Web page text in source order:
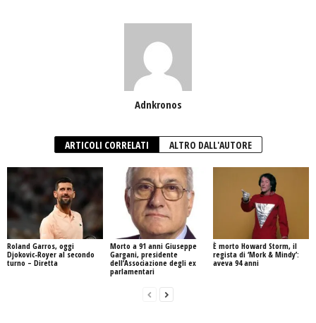
Adnkronos
ARTICOLI CORRELATI ALTRO DALL'AUTORE
Roland Garros, oggi
Djokovic-Royer al secondo
turno – Diretta
Morto a 91 anni Giuseppe
Gargani, presidente
dell’Associazione degli ex
parlamentari
È morto Howard Storm, il
regista di ‘Mork & Mindy’:
aveva 94 anni